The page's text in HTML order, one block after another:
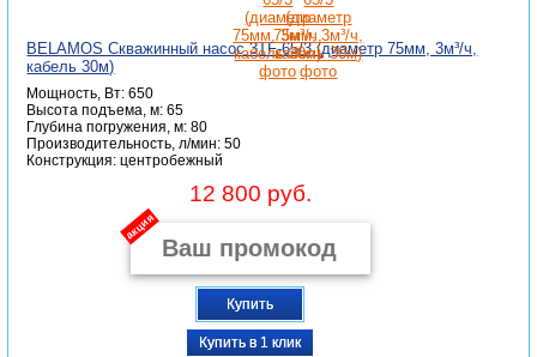
BELAMOS Скважинный насос 3TF-65/3 (диаметр 75мм, 3м³/ч,
кабель 30м)
Мощность, Вт: 650
Высота подъема, м: 65
Глубина погружения, м: 80
Производительность, л/мин: 50
Конструкция: центробежный
12 800 руб.
акция
Купить
Купить в 1 клик